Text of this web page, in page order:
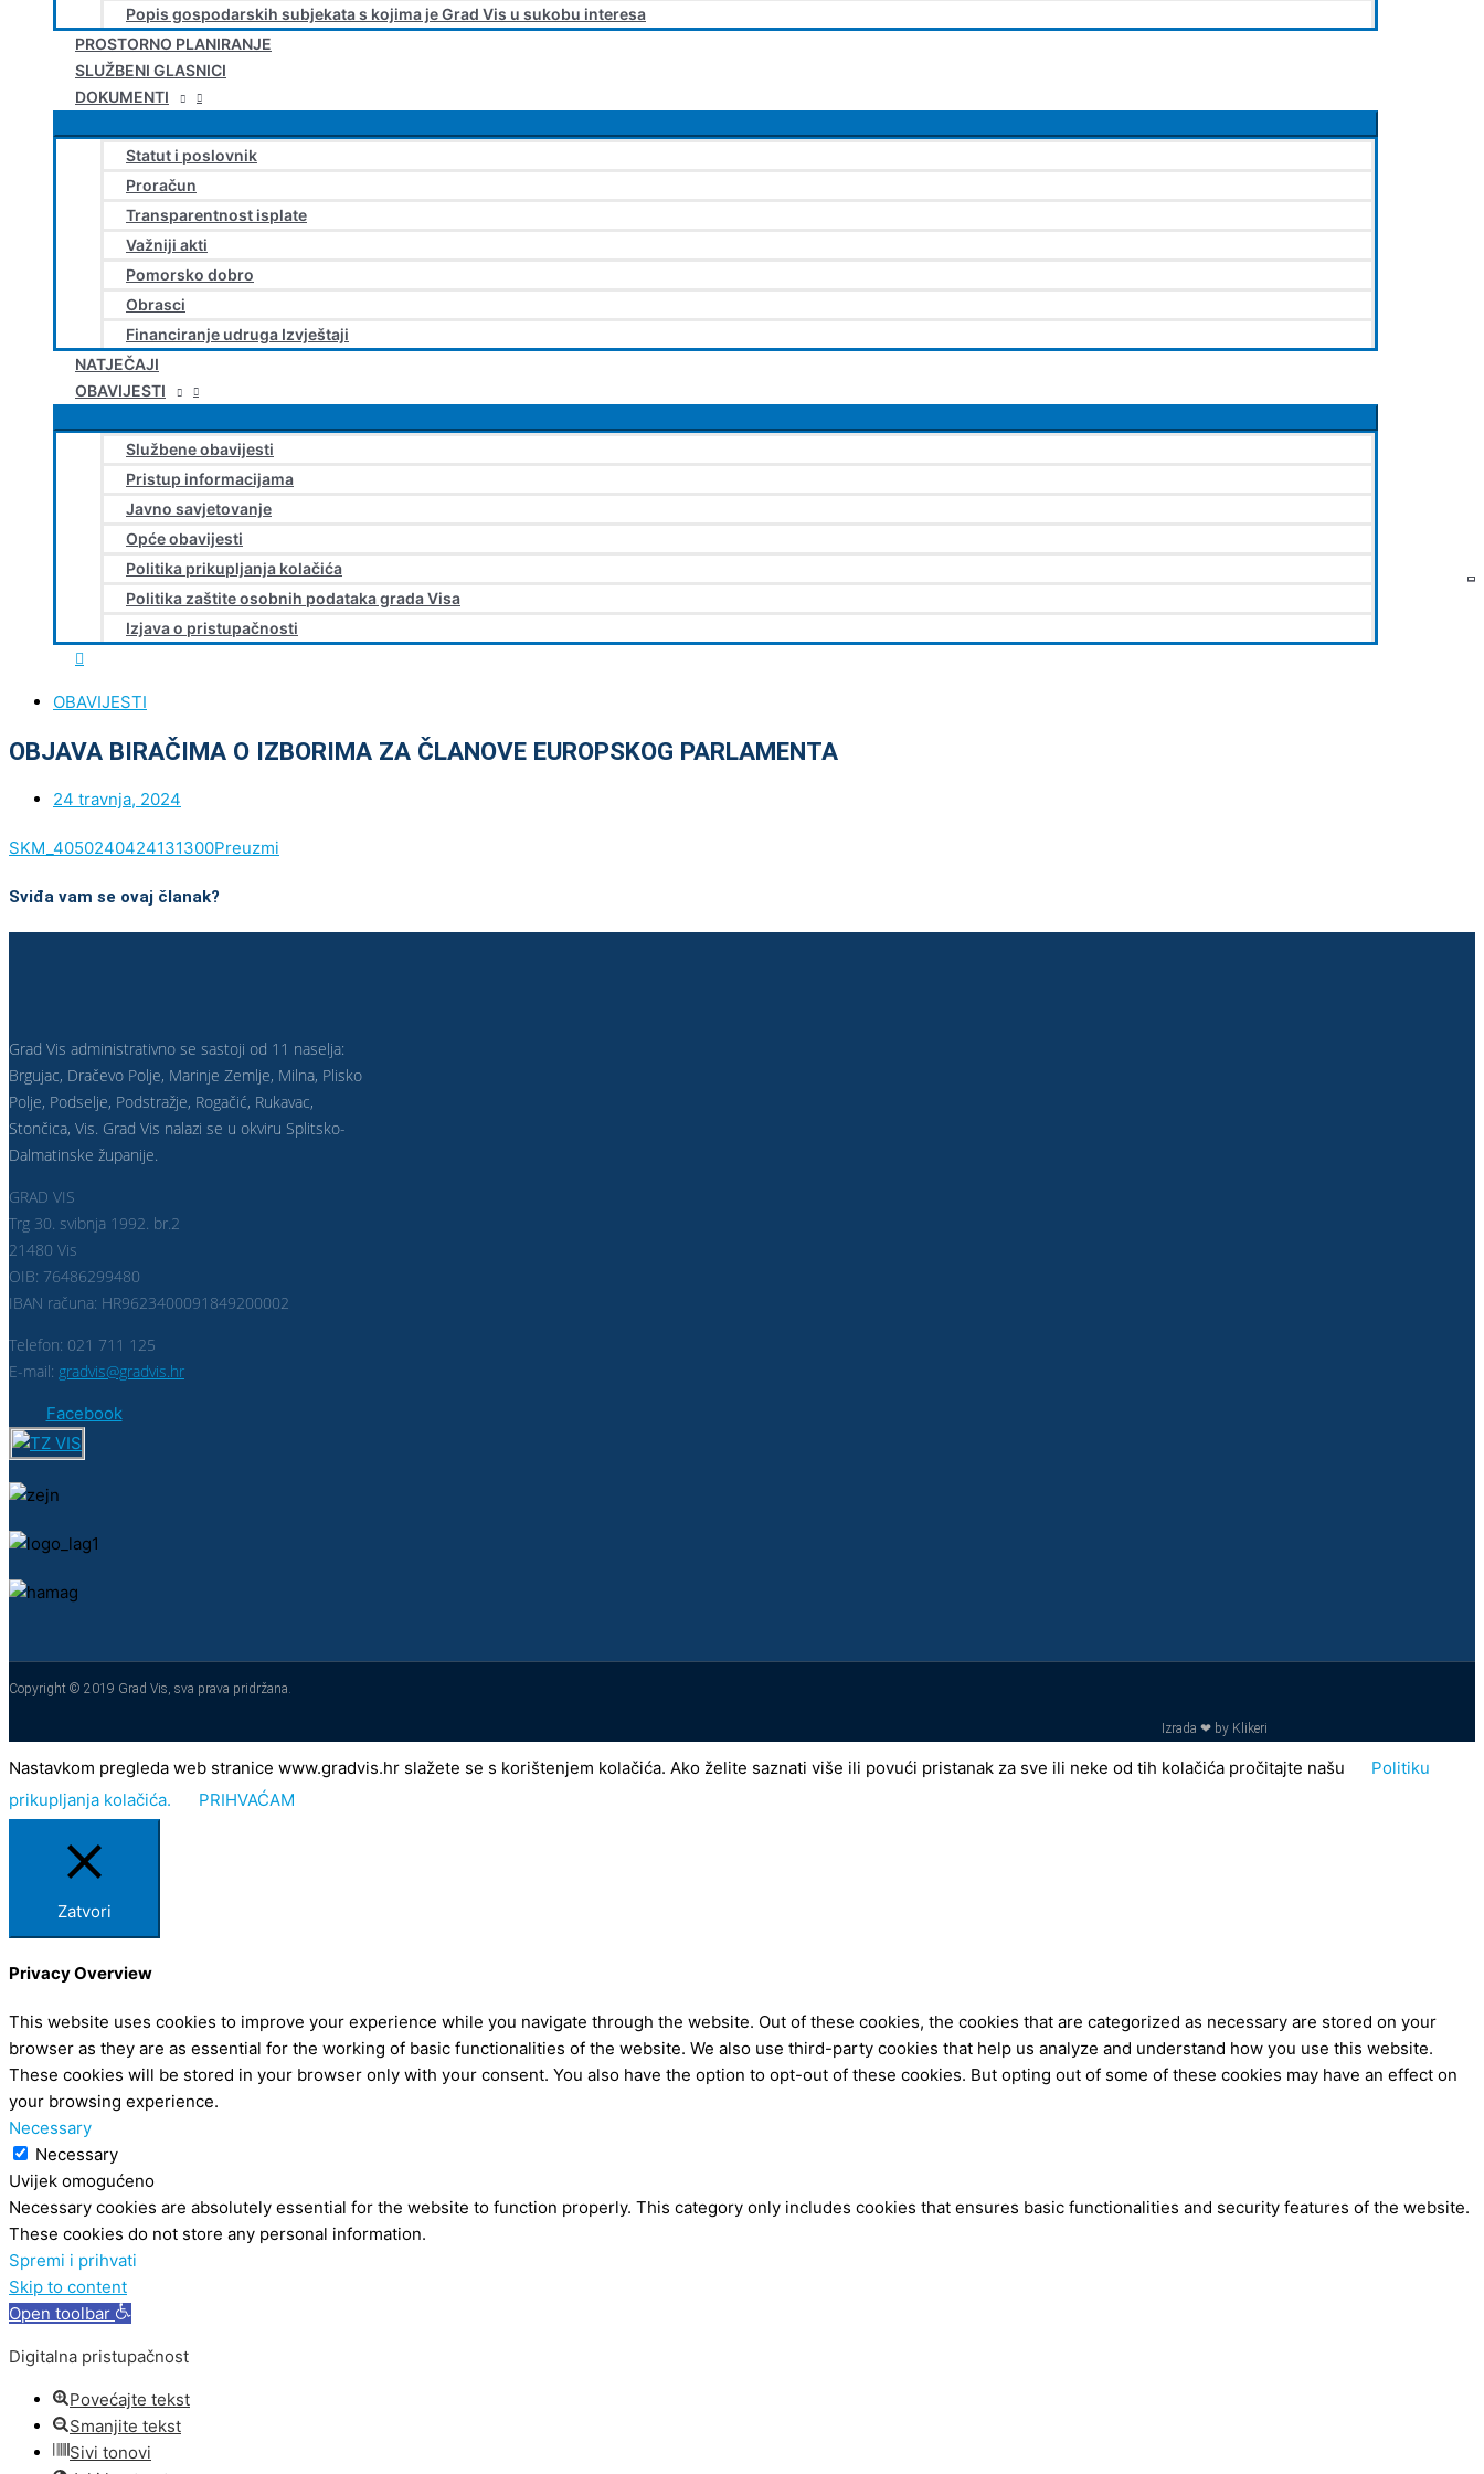
Popis gospodarskih subjekata s kojima je Grad Vis u sukobu interesa
PROSTORNO PLANIRANJE
SLUŽBENI GLASNICI
DOKUMENTI
Statut i poslovnik
Proračun
Transparentnost isplate
Važniji akti
Pomorsko dobro
Obrasci
Financiranje udruga Izvještaji
NATJEČAJI
OBAVIJESTI
Službene obavijesti
Pristup informacijama
Javno savjetovanje
Opće obavijesti
Politika prikupljanja kolačića
Politika zaštite osobnih podataka grada Visa
Izjava o pristupačnosti
OBAVIJESTI
OBJAVA BIRAČIMA O IZBORIMA ZA ČLANOVE EUROPSKOG PARLAMENTA
24 travnja, 2024
SKM_4050240424131300Preuzmi
Sviđa vam se ovaj članak?
Grad Vis administrativno se sastoji od 11 naselja:
Brgujac, Dračevo Polje, Marinje Zemlje, Milna, Plisko
Polje, Podselje, Podstražje, Rogačić, Rukavac,
Stončica, Vis. Grad Vis nalazi se u okviru Splitsko-
Dalmatinske županije.
GRAD VIS
Trg 30. svibnja 1992. br.2
21480 Vis
OIB: 76486299480
IBAN računa: HR9623400091849200002
Telefon: 021 711 125
E-mail: gradvis@gradvis.hr
Facebook
Copyright © 2019 Grad Vis, sva prava pridržana.
Izrada ❤ by Klikeri
Nastavkom pregleda web stranice www.gradvis.hr slažete se s korištenjem kolačića. Ako želite saznati više ili povući pristanak za sve ili neke od tih kolačića pročitajte našu
Politiku
prikupljanja kolačića.
PRIHVAĆAM
Zatvori
Privacy Overview
This website uses cookies to improve your experience while you navigate through the website. Out of these cookies, the cookies that are categorized as necessary are stored on your
browser as they are as essential for the working of basic functionalities of the website. We also use third-party cookies that help us analyze and understand how you use this website.
These cookies will be stored in your browser only with your consent. You also have the option to opt-out of these cookies. But opting out of some of these cookies may have an effect on
your browsing experience.
Necessary
Necessary
Uvijek omogućeno
Necessary cookies are absolutely essential for the website to function properly. This category only includes cookies that ensures basic functionalities and security features of the website.
These cookies do not store any personal information.
Spremi i prihvati
Skip to content
Open toolbar
Digitalna pristupačnost
Povećajte tekst
Smanjite tekst
Sivi tonovi